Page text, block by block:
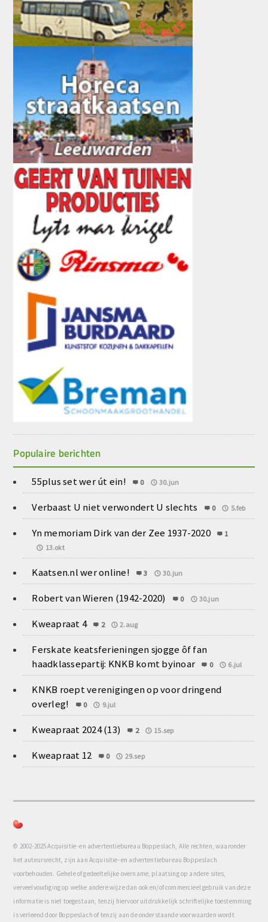
Populaire berichten
55plus set wer út ein! 0 30.jun
Verbaast U niet verwondert U slechts 0 5.feb
Yn memoriam Dirk van der Zee 1937-2020
1
13.okt
Kaatsen.nl wer online! 3 30.jun
Robert van Wieren (1942-2020) 0 30.jun
Kweapraat 4 2 2.aug
Ferskate keatsferieningen sjogge ôf fan
haadklassepartij: KNKB komt byinoar
0 6.jul
KNKB roept verenigingen op voor dringend
overleg!
0 9.jul
Kweapraat 2024 (13) 2 15.sep
Kweapraat 12 0 29.sep
© 2002-2025 Acquisitie- en advertentiebureau Boppeslach, Alle rechten, waaronder
het auteursrecht, zijn aan Acquisitie- en advertentiebureau Boppeslach
voorbehouden. Gehele of gedeeltelijke overname, plaatsing op andere sites,
verveelvoudiging op welke andere wijze dan ook en/of commercieel gebruik van deze
informatie is niet toegestaan, tenzij hiervoor uitdrukkelijk schriftelijke toestemming
is verleend door Boppeslach of tenzij aan de onderstaande voorwaarden wordt